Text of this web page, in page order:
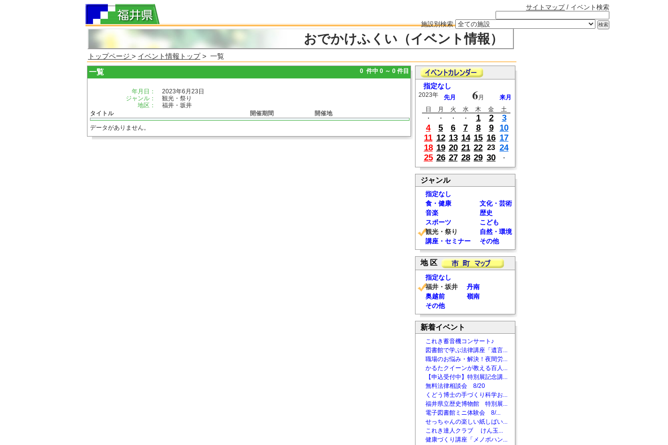
サイトマップ/ イベント検索
施設別検索
おでかけふくい（イベント情報）
トップページ > イベント情報トップ> 一覧
一覧 0 件中 0 ～ 0 件目
年月日：
2023年6月23日
ジャンル：
観光・祭り
地区：
福井・坂井
タイトル
開催期間 開催地
データがありません。
指定なし
2023年 先月 6月
来月
日
月 火 水 木 金
土
・
・ ・ ・ 1 2
3
4
5 6 7 8 9
10
11 12 13 14 15 16 17
18 19 20 21 22 23 24
25 26 27 28 29 30 ・
ジャンル
指定なし
食・健康
文化・芸術
音楽
歴史
スポーツ
こども
観光・祭り
自然・環境
講座・セミナー
その他
地 区
指定なし
福井・坂井
丹南
奥越前
嶺南
その他
新着イベント
これき蓄音機コンサート♪
図書館で学ぶ法律講座「遺言...
職場のお悩み・解決！夜間労...
かるたクイーンが教える百人...
【申込受付中】特別展記念講...
無料法律相談会 8/20
くどう博士の手づくり科学お...
福井県立歴史博物館 特別展...
電子図書館ミニ体験会 8/...
せっちゃんの楽しい紙しばい...
これき達人クラブ けん玉...
健康づくり講座「メノポハン...